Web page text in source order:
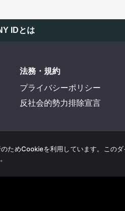
IDとは
法務・規約
プライバシーポリシー
反社会的勢力排除宣言
ためCookieを利用しています。この